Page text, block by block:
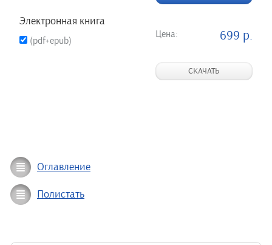
Электронная книга
(pdf+epub)
Цена: 699 р.
СКАЧАТЬ
Оглавление
Полистать